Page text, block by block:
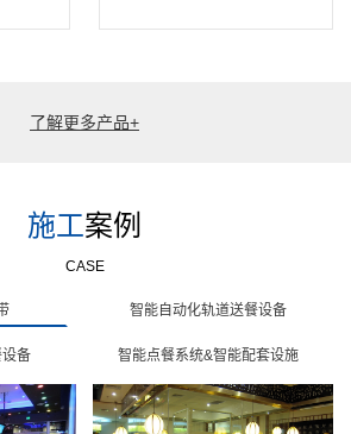
了解更多产品+
施工案例
CASE
智能自动化轨道送餐设备
备 智能点餐系统&智能配套设施